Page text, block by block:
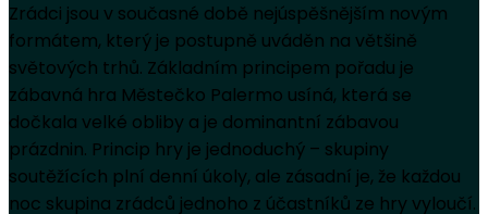
Zrádci jsou v současné době nejúspěšnějším novým
formátem, který je postupně uváděn na většině
světových trhů. Základním principem pořadu je
zábavná hra Městečko Palermo usíná, která se
dočkala velké obliby a je dominantní zábavou
prázdnin. Princip hry je jednoduchý – skupiny
soutěžících plní denní úkoly, ale zásadní je, že každou
noc skupina zrádců jednoho z účastníků ze hry vyloučí.